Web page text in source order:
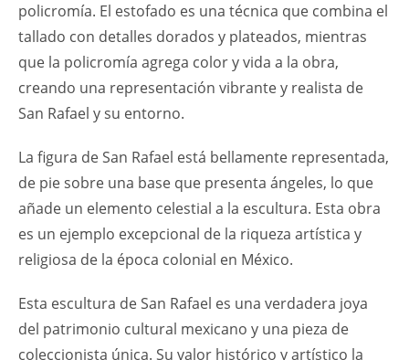
policromía. El estofado es una técnica que combina el
tallado con detalles dorados y plateados, mientras
que la policromía agrega color y vida a la obra,
creando una representación vibrante y realista de
San Rafael y su entorno.
La figura de San Rafael está bellamente representada,
de pie sobre una base que presenta ángeles, lo que
añade un elemento celestial a la escultura. Esta obra
es un ejemplo excepcional de la riqueza artística y
religiosa de la época colonial en México.
Esta escultura de San Rafael es una verdadera joya
del patrimonio cultural mexicano y una pieza de
coleccionista única. Su valor histórico y artístico la